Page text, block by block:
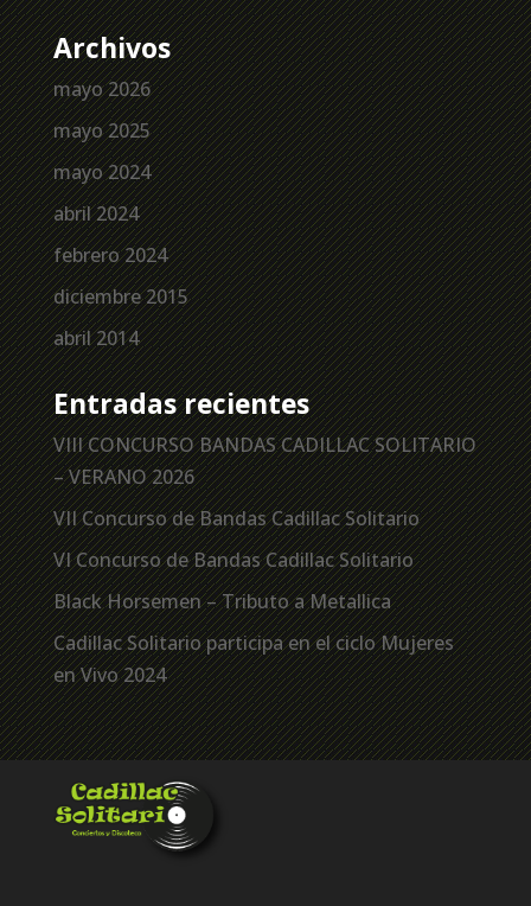
Archivos
mayo 2026
mayo 2025
mayo 2024
abril 2024
febrero 2024
diciembre 2015
abril 2014
Entradas recientes
VIII CONCURSO BANDAS CADILLAC SOLITARIO
– VERANO 2026
VII Concurso de Bandas Cadillac Solitario
VI Concurso de Bandas Cadillac Solitario
Black Horsemen – Tributo a Metallica
Cadillac Solitario participa en el ciclo Mujeres
en Vivo 2024